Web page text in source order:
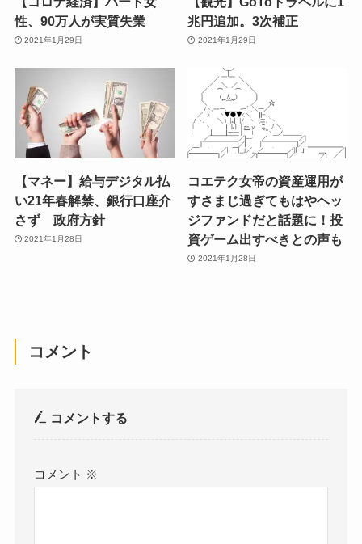
性、90万人が実質失業
2021年1月29日
兆円追加。3次補正
2021年1月29日
【マネー】給与デジタル払
い21年春解禁、銀行口座介
さず 政府方針
2021年1月28日
コエテク女帝の資産運用が
すさまじ過ぎてもはやヘッ
ジファンドだと話題に！投
資ゲーム出すべきとの声も
2021年1月28日
コメント
コメントする
コメント ※